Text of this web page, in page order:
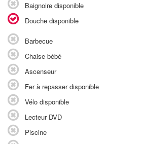
Baignoire disponible
Douche disponible
Barbecue
Chaise bébé
Ascenseur
Fer à repasser disponible
Vélo disponible
Lecteur DVD
Piscine